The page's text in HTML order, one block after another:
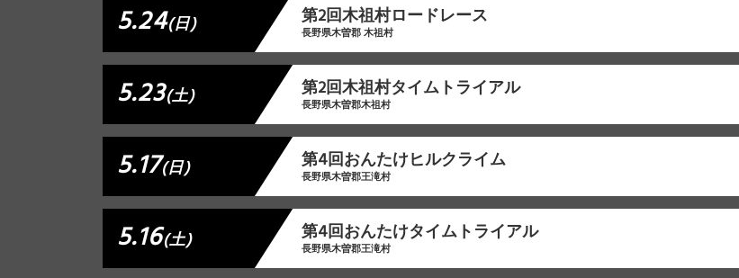
5.24(日) 第2回木祖村ロードレース
長野県木曽郡 木祖村
5.23(土) 第2回木祖村タイムトライアル
長野県木曽郡木祖村
5.17(日) 第4回おんたけヒルクライム
長野県木曽郡王滝村
5.16(土) 第4回おんたけタイムトライアル
長野県木曽郡王滝村